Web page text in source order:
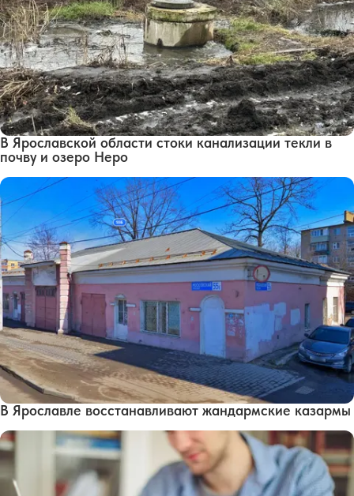
В Ярославской области стоки канализации текли в
почву и озеро Неро
В Ярославле восстанавливают жандармские казармы